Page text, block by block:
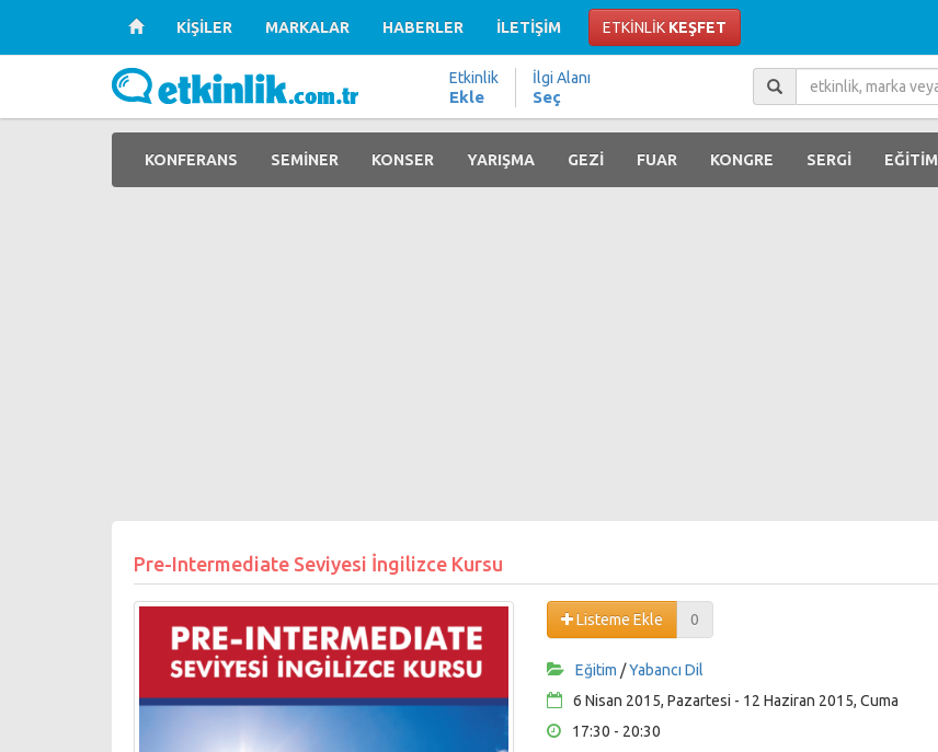
KİŞİLER MARKALAR HABERLER İLETİŞİM ETKİNLİK KEŞFET
Etkinlik
Ekle
İlgi Alanı
Seç
KONFERANS SEMİNER KONSER YARIŞMA GEZİ FUAR KONGRE SERGİ EĞİTİM
Pre-Intermediate Seviyesi İngilizce Kursu
Listeme Ekle 0
Eğitim /Yabancı Dil
6 Nisan 2015, Pazartesi - 12 Haziran 2015, Cuma
17:30 - 20:30